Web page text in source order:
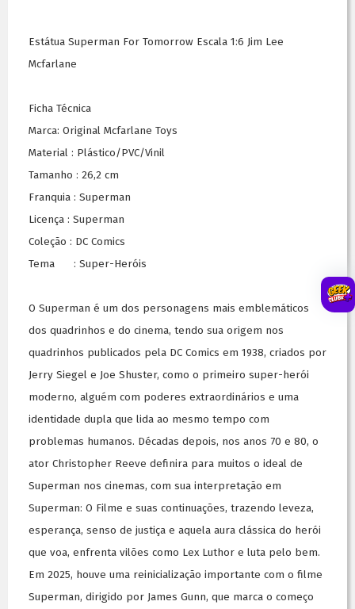
Estátua Superman For Tomorrow Escala 1:6 Jim Lee
Mcfarlane
Ficha Técnica
Marca: Original Mcfarlane Toys
Material : Plástico/PVC/Vinil
Tamanho : 26,2 cm
Franquia : Superman
Licença : Superman
Coleção : DC Comics
Tema : Super-Heróis
O Superman é um dos personagens mais emblemáticos
dos quadrinhos e do cinema, tendo sua origem nos
quadrinhos publicados pela DC Comics em 1938, criados por
Jerry Siegel e Joe Shuster, como o primeiro super-herói
moderno, alguém com poderes extraordinários e uma
identidade dupla que lida ao mesmo tempo com
problemas humanos. Décadas depois, nos anos 70 e 80, o
ator Christopher Reeve definira para muitos o ideal de
Superman nos cinemas, com sua interpretação em
Superman: O Filme e suas continuações, trazendo leveza,
esperança, senso de justiça e aquela aura clássica do herói
que voa, enfrenta vilões como Lex Luthor e luta pelo bem.
Em 2025, houve uma reinicialização importante com o filme
Superman, dirigido por James Gunn, que marca o começo